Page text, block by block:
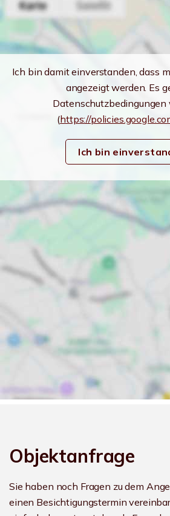
Ich bin damit einverstanden, dass
angezeigt werden. Es
Datenschutzbedingungen
(https://
Ich bin
Objektanfrage
Sie haben noch Fragen zu dem
einen Besichtigungstermin